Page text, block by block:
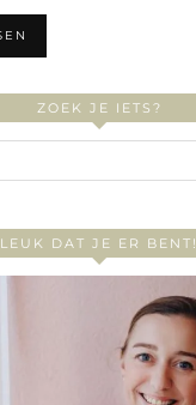
ZOEK JE IETS?
LEUK DAT JE ER BENT!